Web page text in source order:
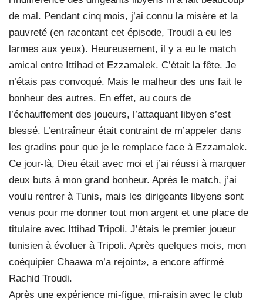
de mal. Pendant cinq mois, j’ai connu la misère et la
pauvreté (en racontant cet épisode, Troudi a eu les
larmes aux yeux). Heureusement, il y a eu le match
amical entre Ittihad et Ezzamalek. C’était la fête. Je
n’étais pas convoqué. Mais le malheur des uns fait le
bonheur des autres. En effet, au cours de
l’échauffement des joueurs, l’attaquant libyen s’est
blessé. L’entraîneur était contraint de m’appeler dans
les gradins pour que je le remplace face à Ezzamalek.
Ce jour-là, Dieu était avec moi et j’ai réussi à marquer
deux buts à mon grand bonheur. Après le match, j’ai
voulu rentrer à Tunis, mais les dirigeants libyens sont
venus pour me donner tout mon argent et une place de
titulaire avec Ittihad Tripoli. J’étais le premier joueur
tunisien à évoluer à Tripoli. Après quelques mois, mon
coéquipier Chaawa m’a rejoint», a encore affirmé
Rachid Troudi.
Après une expérience mi-figue, mi-raisin avec le club